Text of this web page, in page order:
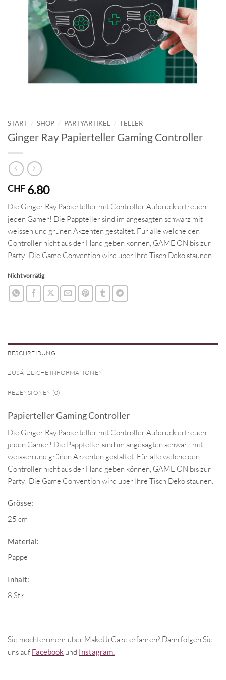
START / SHOP / PARTYARTIKEL / TELLER
Ginger Ray Papierteller Gaming Controller
CHF 6.80
Die Ginger Ray Papierteller mit Controller Aufdruck erfreuen
jeden Gamer! Die Pappteller sind im angesagten schwarz mit
weissen und grünen Akzenten gestaltet. Für alle welche den
Controller nicht aus der Hand geben können, GAME ON bis zur
Party! Die Game Convention wird über Ihre Tisch Deko staunen.
Nicht vorrätig
BESCHREIBUNG
ZUSÄTZLICHE INFORMATIONEN
REZENSIONEN (0)
Papierteller Gaming Controller
Die Ginger Ray Papierteller mit Controller Aufdruck erfreuen
jeden Gamer! Die Pappteller sind im angesagten schwarz mit
weissen und grünen Akzenten gestaltet. Für alle welche den
Controller nicht aus der Hand geben können, GAME ON bis zur
Party! Die Game Convention wird über Ihre Tisch Deko staunen.
Grösse:
25 cm
Material:
Pappe
Inhalt:
8 Stk.
Sie möchten mehr über MakeUrCake erfahren? Dann folgen Sie
uns auf Facebook und Instagram.